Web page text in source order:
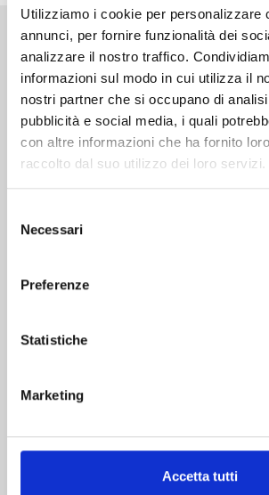
Utilizziamo i cookie per personalizzare
annunci, per fornire funzionalità dei
analizzare il nostro traffico.
informazioni sul modo in cui utilizza il
nostri partner che si occupano di
pubblicità e social media, i quali
con altre informazioni che ha fornito
raccolto dal suo utilizzo dei loro servizi.
delNecessari
Preferenze
Statistiche
Marketing
Accetta tutti
Altri volumi della
€ 9,90